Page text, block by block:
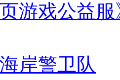
页游戏公益
岸警卫队